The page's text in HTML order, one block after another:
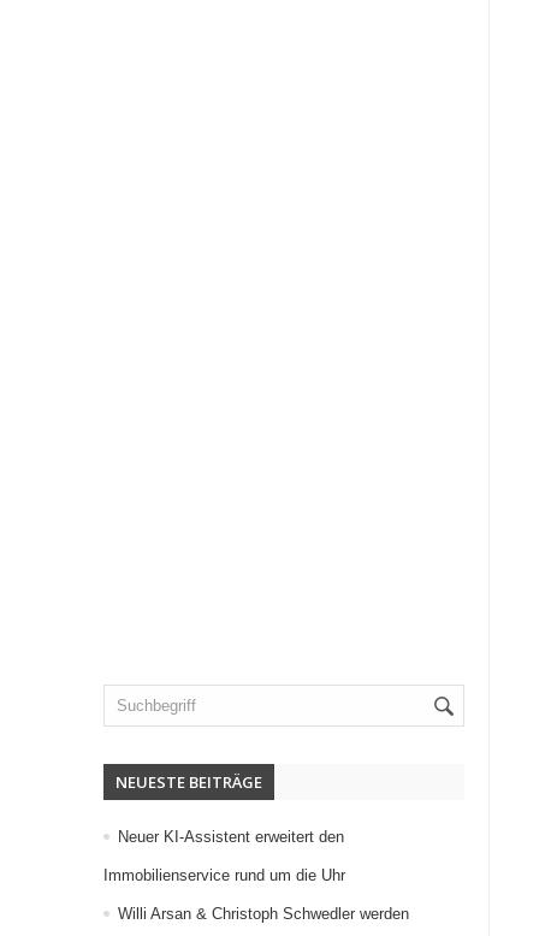
NEUESTE BEITRÄGE
Neuer KI-Assistent erweitert den
Immobilienservice rund um die Uhr
Willi Arsan & Christoph Schwedler werden